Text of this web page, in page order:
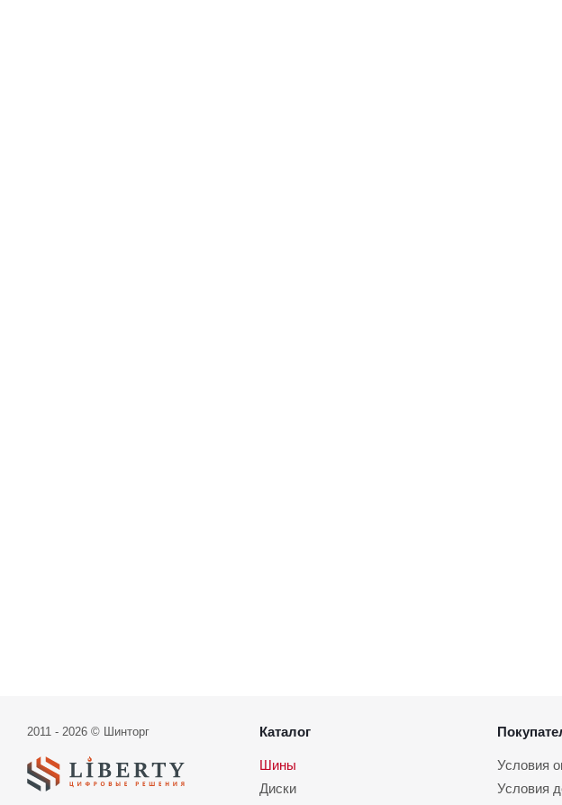
2011 - 2026 © Шинторг Каталог
Шины
Диски
Условия
Условия